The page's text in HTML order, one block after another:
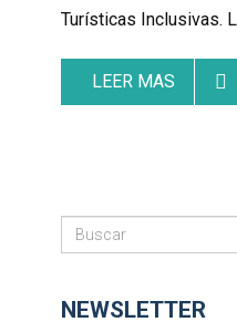
Turísticas Inclusivas.
LEER MAS
NEWSLETTER